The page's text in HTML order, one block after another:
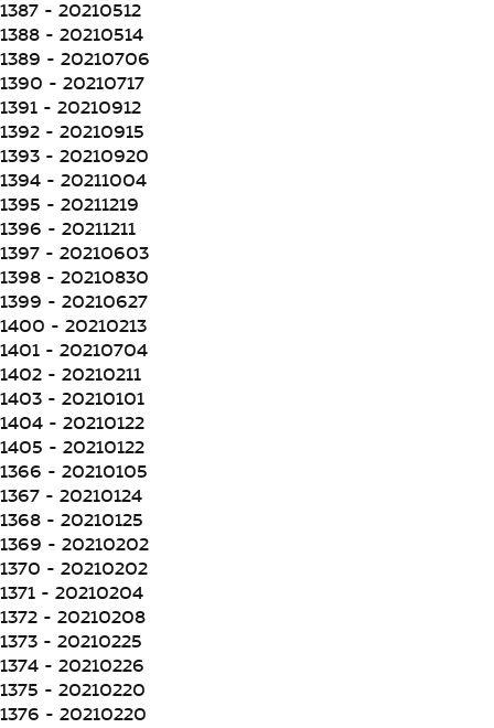
1387 - 20210512
1388 - 20210514
1389 - 20210706
1390 - 20210717
1391 - 20210912
1392 - 20210915
1393 - 20210920
1394 - 20211004
1395 - 20211219
1396 - 20211211
1397 - 20210603
1398 - 20210830
1399 - 20210627
1400 - 20210213
1401 - 20210704
1402 - 20210211
1403 - 20210101
1404 - 20210122
1405 - 20210122
1366 - 20210105
1367 - 20210124
1368 - 20210125
1369 - 20210202
1370 - 20210202
1371 - 20210204
1372 - 20210208
1373 - 20210225
1374 - 20210226
1375 - 20210220
1376 - 20210220